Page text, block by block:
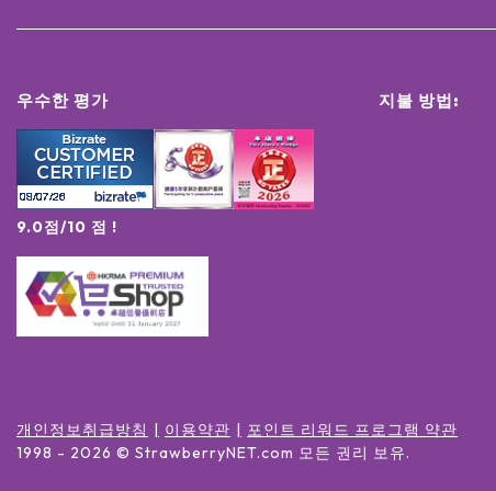
우수한 평가
9.0점/10 점 !
지불 방법:
개인정보취급방침 이용약관
포인트 리워드 프로그램 약관
1998 - 2026 © StrawberryNET.com 모든 권리 보유.